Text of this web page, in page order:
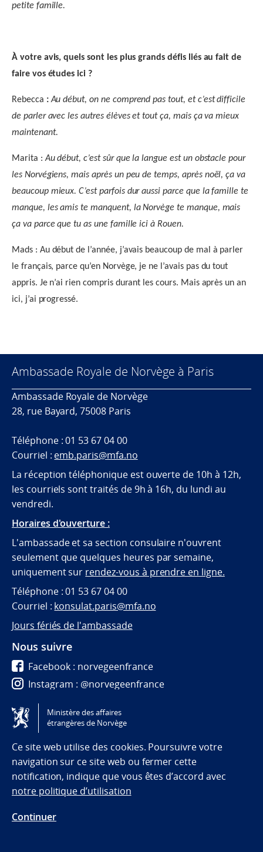
petite famille.
À votre avis, quels sont les plus grands défis liés au fait de
faire vos études ici ?
Rebecca :Au début, on ne comprend pas tout, et c’est difficile
de parler avec les autres élèves et tout ça, mais ça va mieux
maintenant.
Marita :Au début, c’est sûr que la langue est un obstacle pour
les Norvégiens, mais après un peu de temps, après noël, ça va
beaucoup mieux. C’est parfois dur aussi parce que la famille te
manque, les amis te manquent, la Norvège te manque, mais
ça va parce que tu as une famille ici à Rouen.
Mads : Au début de l’année, j’avais beaucoup de mal à parler
le français, parce qu’en Norvège, je ne l’avais pas du tout
appris. Je n’ai rien compris durant les cours. Mais après un an
ici, j’ai progressé.
Ambassade Royale de Norvège à Paris
Ambassade Royale de Norvège
28, rue Bayard, 75008 Paris
Téléphone : 01 53 67 04 00
Courriel : emb.paris@mfa.no
La réception téléphonique est ouverte de 10h à 12h,
les courriels sont traités de 9h à 16h, du lundi au
vendredi.
Horaires d'ouverture :
L'ambassade et sa section consulaire n'ouvrent
seulement que quelques heures par semaine,
uniquement sur rendez-vous à prendre en ligne.
Téléphone : 01 53 67 04 00
Courriel : konsulat.paris@mfa.no
Jours fériés de l'ambassade
Nous suivre
Facebook : norvegeenfrance
Instagram : @norvegeenfrance
Twitter : @norvegeenfrance
Tilgjengelighetserklæring / Accessibility statement
(NO)
Ministère des affaires
étrangères de Norvège
Ce site web utilise des cookies. Poursuivre votre
navigation sur ce site web ou fermer cette
notification, indique que vous êtes d’accord avec
notre politique d’utilisation
Continuer